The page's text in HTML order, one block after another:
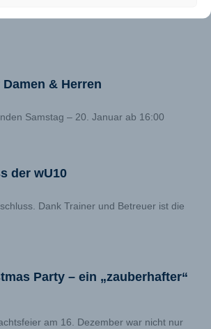
& Herren
Samstag – 20. Januar ab 16:00
der wU10
Dank Trainer und Betreuer ist die
Party – ein „zauberhafter“
am 16. Dezember war nicht nur